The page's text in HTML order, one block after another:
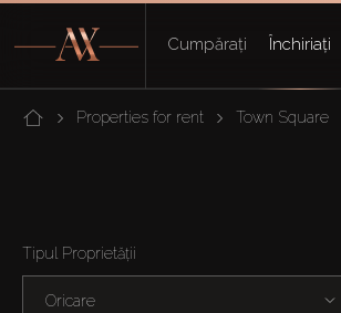
Cumpărați Închiriați
Properties for rent Town Square
Tipul Proprietății
Oricare